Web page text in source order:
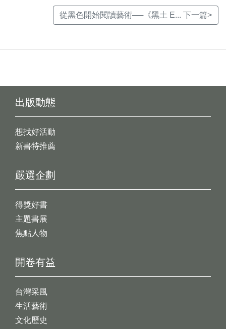
從黑色開始閱讀藝術──《黑土 E... 下一篇>
出版動態
想找好活動
新書特推薦
開卷有益
台灣采風
生活藝術
文化歷史
嚴選企劃
得獎好書
主題書展
焦點人物